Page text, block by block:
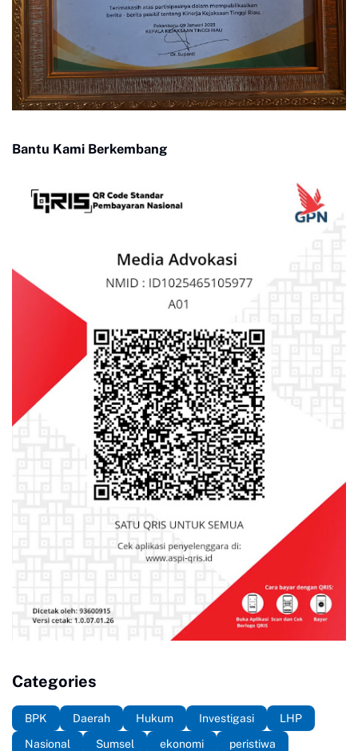
Bantu Kami Berkembang
Categories
BPK Daerah Hukum Investigasi
LHP
Nasional
Sumsel ekonomi peristiwa